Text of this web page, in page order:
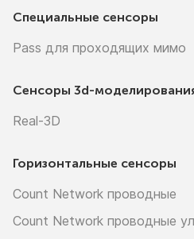
Специальные сенсоры
Pass для проходящих мимо
Сенсоры 3d-
Real-3D
Горизонтальные сенсоры
Count Network проводные
Count Network проводные